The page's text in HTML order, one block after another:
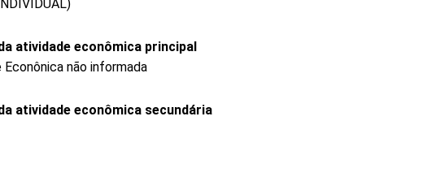
atividade econômica principal
não informada
atividade econômica secundária